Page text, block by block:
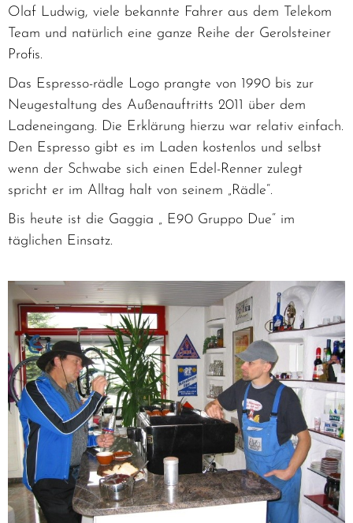
Olaf Ludwig, viele bekannte Fahrer aus dem Telekom
Team und natürlich eine ganze Reihe der Gerolsteiner
Profis.
Das Espresso-rädle Logo prangte von 1990 bis zur
Neugestaltung des Außenauftritts 2011 über dem
Ladeneingang. Die Erklärung hierzu war relativ einfach.
Den Espresso gibt es im Laden kostenlos und selbst
wenn der Schwabe sich einen Edel-Renner zulegt
spricht er im Alltag halt von seinem „Rädle“.
Bis heute ist die Gaggia „ E90 Gruppo Due“ im
täglichen Einsatz.